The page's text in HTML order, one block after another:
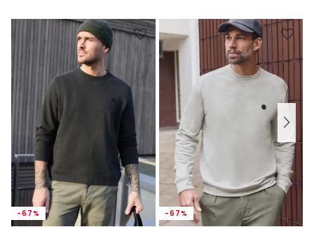
-67% -67%